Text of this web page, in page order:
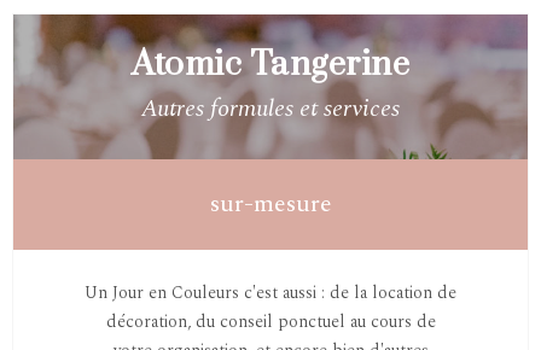
Atomic Tangerine
Autres formules et services
sur-mesure
Un Jour en Couleurs c'est aussi : de la location de
décoration, du conseil ponctuel au cours de